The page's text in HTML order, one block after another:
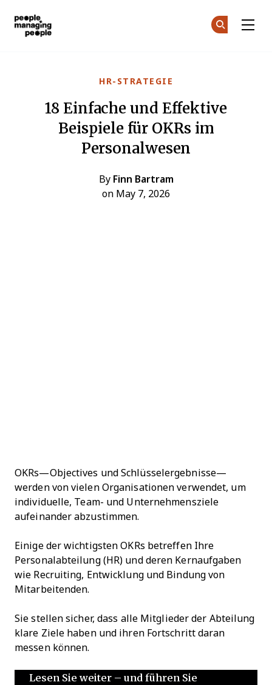
HR-STRATEGIE
18 Einfache und Effektive
Beispiele für OKRs im
Personalwesen
By Finn Bartram
on May 7, 2026
OKRs—Objectives und Schlüsselergebnisse—
werden von vielen Organisationen verwendet, um
individuelle, Team- und Unternehmensziele
aufeinander abzustimmen.
Einige der wichtigsten OKRs betreffen Ihre
Personalabteilung (HR) und deren Kernaufgaben
wie Recruiting, Entwicklung und Bindung von
Mitarbeitenden.
Sie stellen sicher, dass alle Mitglieder der Abteilung
klare Ziele haben und ihren Fortschritt daran
messen können.
Lesen Sie weiter – und führen Sie